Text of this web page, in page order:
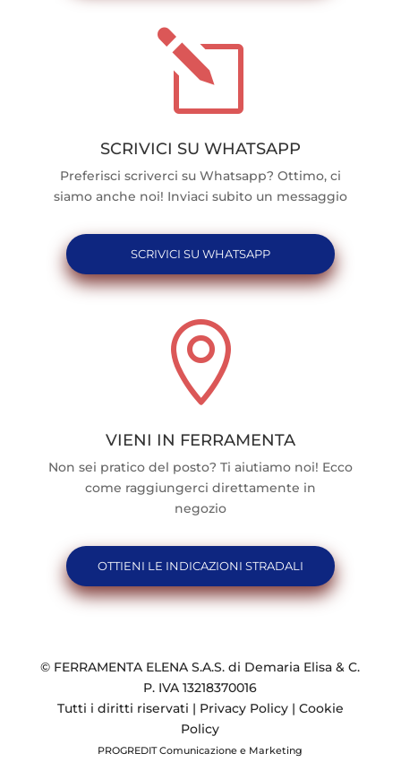
l
SCRIVICI SU WHATSAPP
Preferisci scriverci su Whatsapp? Ottimo, ci
siamo anche noi! Inviaci subito un messaggio
SCRIVICI SU WHATSAPP

VIENI IN FERRAMENTA
Non sei pratico del posto? Ti aiutiamo noi! Ecco
come raggiungerci direttamente in
negozio
OTTIENI LE INDICAZIONI STRADALI
© FERRAMENTA ELENA S.A.S. di Demaria Elisa & C.
P. IVA 13218370016
Tutti i diritti riservati | Privacy Policy| Cookie
Policy
PROGREDIT Comunicazione e Marketing